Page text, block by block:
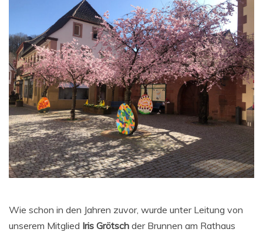
Wie schon in den Jahren zuvor, wurde unter Leitung von
unserem Mitglied Iris Grötsch der Brunnen am Rathaus